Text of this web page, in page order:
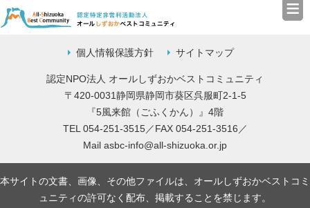
認定特定非営利活動法人（
≡
個人情報保護方針 サイトマップ
認定NPO法人 オールしずおかベストコミュニティ
〒420-0031静岡県静岡市葵区呉服町2-1-5
『5風来館（ごふくかん）』4階
TEL 054-251-3515／FAX 054-251-3516／
Mail asbc-info@all-shizuoka.or.jp
本サイトの文書、画像、その他ファイルは、オールしずおかベストコミ
ュニティの許可なく配布、掲載することを禁じます。